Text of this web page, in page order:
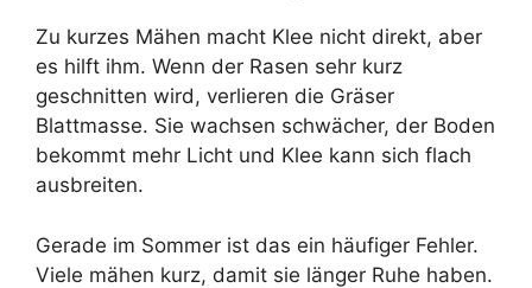
Zu kurzes Mähen macht Klee nicht direkt, aber
es hilft ihm. Wenn der Rasen sehr kurz
geschnitten wird, verlieren die Gräser
Blattmasse. Sie wachsen schwächer, der Boden
bekommt mehr Licht und Klee kann sich flach
ausbreiten.
Gerade im Sommer ist das ein häufiger Fehler.
Viele mähen kurz, damit sie länger Ruhe haben.